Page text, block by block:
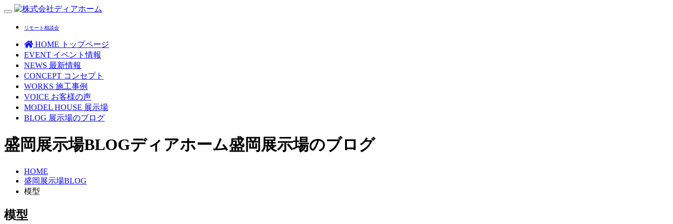
Toggle
リモート相談会
HOME
トップページ
EVENT イベント情報
NEWS 最新情報
CONCEPT コンセプト
WORKS 施工事例
VOICE お客様の声
MODEL HOUSE 展示場
BLOG 展示場のブログ
盛岡展示場BLOGディアホーム盛岡展示場のブログ
HOME
盛岡展示場BLOG
模型
模型